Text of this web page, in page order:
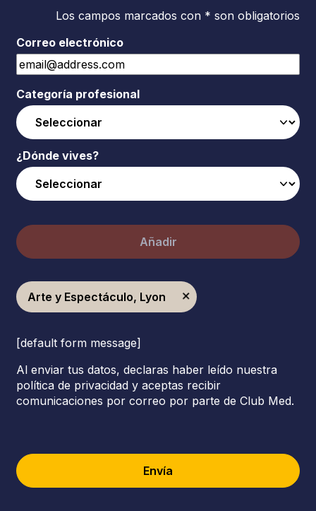
Los campos marcados con * son obligatorios
Correo electrónico
Categoría profesional
¿Dónde vives?
Añadir
Arte y Espectáculo, Lyon
[default form message]
Al enviar tus datos, declaras haber leído nuestra
política de privacidad y aceptas recibir
comunicaciones por correo por parte de Club Med.
Envía